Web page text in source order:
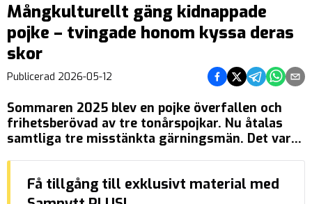
Mångkulturellt gäng kidnappade
pojke – tvingade honom kyssa deras
skor
Publicerad 2026-05-12 Dela på Facebook
Dela på Twitter
Dela på
Dela
Sommaren 2025 blev en pojke överfallen och
frihetsberövad av tre tonårspojkar. Nu åtalas
samtliga tre misstänkta gärningsmän. Det var
dal i Visby på Gotland. Där utsattes offret för
hot och misshandel bestående av en örfil i
Få tillgång till exklusivt material med